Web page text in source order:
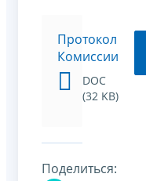
Протокол
Комиссии
DOC
(32 KB)
Поделиться: